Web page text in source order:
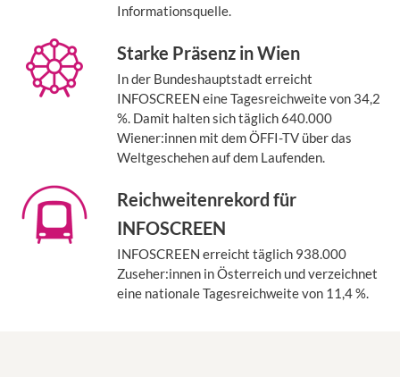
Informationsquelle.
Starke Präsenz in Wien
In der Bundeshauptstadt erreicht
INFOSCREEN eine Tagesreichweite von 34,2
%. Damit halten sich täglich 640.000
Wiener:innen mit dem ÖFFI-TV über das
Weltgeschehen auf dem Laufenden.
Reichweitenrekord für
INFOSCREEN
INFOSCREEN erreicht täglich 938.000
Zuseher:innen in Österreich und verzeichnet
eine nationale Tagesreichweite von 11,4 %.